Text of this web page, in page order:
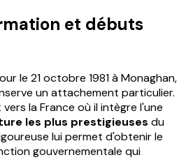
et débuts
le 21 octobre 1981 à Monaghan,
un attachement particulier.
la France où il intègre l'une
les plus prestigieuses du
lui permet d'obtenir le
gouvernementale qui